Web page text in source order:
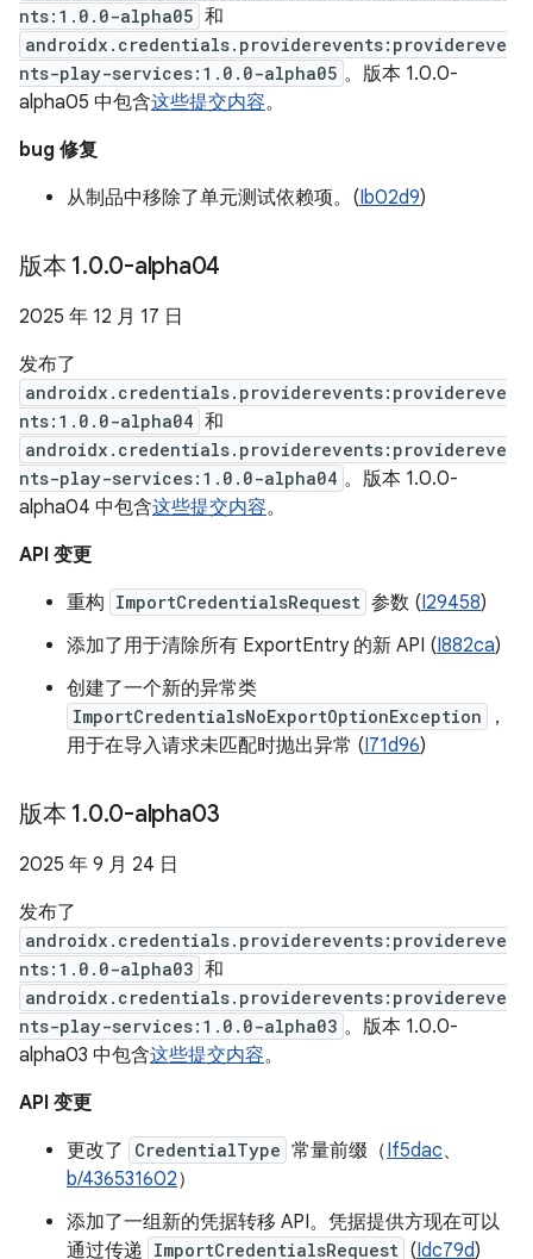
nts:1.0.0-alpha05 和
androidx.credentials.providerevents:providereve
nts-play-services:1.0.0-alpha05 。版本 1.0.0-
alpha05 中包含这些提交内容。
bug 修复
从制品中移除了单元测试依赖项。(Ib02d9)
版本 1.0.0-alpha04
2025 年 12 月 17 日
发布了
androidx.credentials.providerevents:providereve
nts:1.0.0-alpha04 和
androidx.credentials.providerevents:providereve
nts-play-services:1.0.0-alpha04 。版本 1.0.0-
alpha04 中包含这些提交内容。
API 变更
重构 ImportCredentialsRequest 参数 (I29458)
添加了用于清除所有 ExportEntry 的新 API (I882ca)
创建了一个新的异常类
ImportCredentialsNoExportOptionException
，
用于在导入请求未匹配时抛出异常 (I71d96)
版本 1.0.0-alpha03
2025 年 9 月 24 日
发布了
androidx.credentials.providerevents:providereve
nts:1.0.0-alpha03 和
androidx.credentials.providerevents:providereve
nts-play-services:1.0.0-alpha03 。版本 1.0.0-
alpha03 中包含这些提交内容。
API 变更
更改了
CredentialType 常量前缀（If5dac、
b/436531602）
添加了一组新的凭据转移 API。凭据提供方现在可以
通过传递 ImportCredentialsRequest (Idc79d)